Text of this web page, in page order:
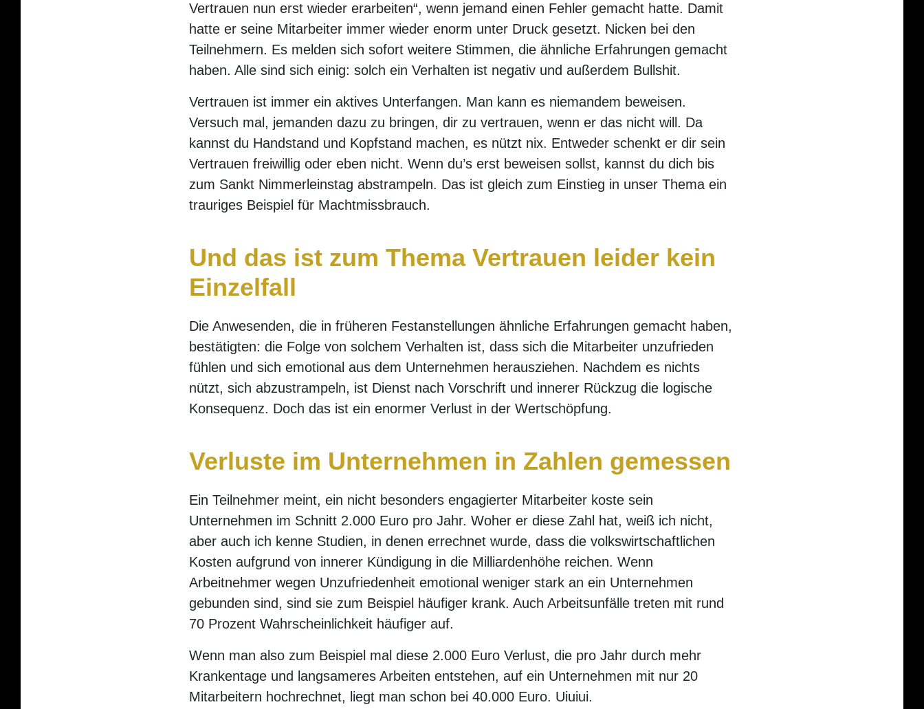
Vertrauen nun erst wieder erarbeiten“, wenn jemand einen Fehler gemacht hatte. Damit
hatte er seine Mitarbeiter immer wieder enorm unter Druck gesetzt. Nicken bei den
Teilnehmern. Es melden sich sofort weitere Stimmen, die ähnliche Erfahrungen gemacht
haben. Alle sind sich einig: solch ein Verhalten ist negativ und außerdem Bullshit.
Vertrauen ist immer ein aktives Unterfangen. Man kann es niemandem beweisen.
Versuch mal, jemanden dazu zu bringen, dir zu vertrauen, wenn er das nicht will. Da
kannst du Handstand und Kopfstand machen, es nützt nix. Entweder schenkt er dir sein
Vertrauen freiwillig oder eben nicht. Wenn du’s erst beweisen sollst, kannst du dich bis
zum Sankt Nimmerleinstag abstrampeln. Das ist gleich zum Einstieg in unser Thema ein
trauriges Beispiel für Machtmissbrauch.
Und das ist zum Thema Vertrauen leider kein
Einzelfall
Die Anwesenden, die in früheren Festanstellungen ähnliche Erfahrungen gemacht haben,
bestätigten: die Folge von solchem Verhalten ist, dass sich die Mitarbeiter unzufrieden
fühlen und sich emotional aus dem Unternehmen herausziehen. Nachdem es nichts
nützt, sich abzustrampeln, ist Dienst nach Vorschrift und innerer Rückzug die logische
Konsequenz. Doch das ist ein enormer Verlust in der Wertschöpfung.
Verluste im Unternehmen in Zahlen gemessen
Ein Teilnehmer meint, ein nicht besonders engagierter Mitarbeiter koste sein
Unternehmen im Schnitt 2.000 Euro pro Jahr. Woher er diese Zahl hat, weiß ich nicht,
aber auch ich kenne Studien, in denen errechnet wurde, dass die volkswirtschaftlichen
Kosten aufgrund von innerer Kündigung in die Milliardenhöhe reichen. Wenn
Arbeitnehmer wegen Unzufriedenheit emotional weniger stark an ein Unternehmen
gebunden sind, sind sie zum Beispiel häufiger krank. Auch Arbeitsunfälle treten mit rund
70 Prozent Wahrscheinlichkeit häufiger auf.
Wenn man also zum Beispiel mal diese 2.000 Euro Verlust, die pro Jahr durch mehr
Krankentage und langsameres Arbeiten entstehen, auf ein Unternehmen mit nur 20
Mitarbeitern hochrechnet, liegt man schon bei 40.000 Euro. Uiuiui.